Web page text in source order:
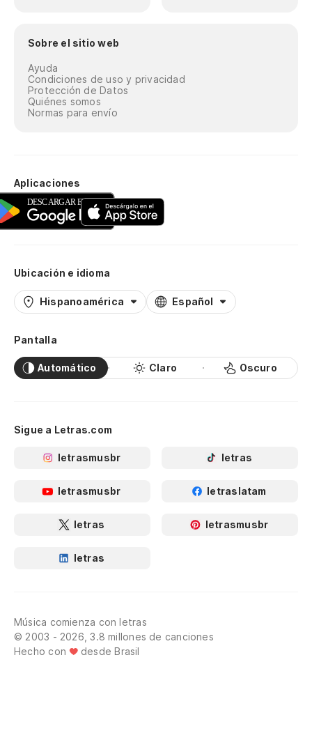
Sobre el sitio web
Ayuda
Condiciones de uso y privacidad
Protección de Datos
Quiénes somos
Normas para envío
Aplicaciones
Ubicación e idioma
Hispanoamérica Español
Pantalla
Automático Claro Oscuro
Sigue a Letras.com
letrasmusbr letras
letrasmusbr letraslatam
letras letrasmusbr
letras
Música comienza con letras
© 2003 - 2026, 3.8 millones de canciones
Hecho con
desde Brasil